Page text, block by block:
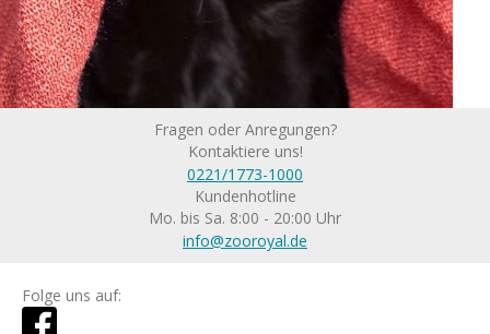
Fragen oder Anregungen?
Kontaktiere uns!
0221/1773-1000
Kundenhotline
Mo. bis Sa. 8:00 - 20:00 Uhr
info@zooroyal.de
Folge uns auf: